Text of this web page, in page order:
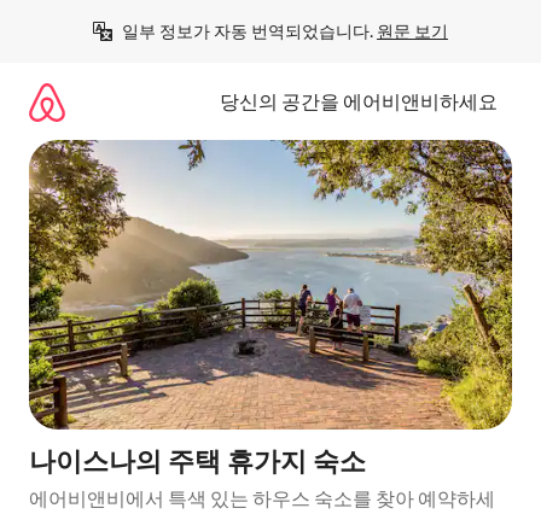
일부 정보가 자동 번역되었습니다. 원문 보기
당신의 공간을 에어비앤비하세요
나이스나의 주택 휴가지 숙소
에어비앤비에서 특색 있는 하우스 숙소를 찾아 예약하세